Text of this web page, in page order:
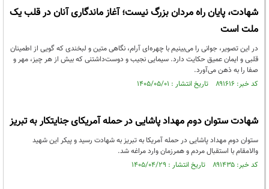
شهادت، پایان راه مردان بزرگ نیست؛ آغاز ماندگاری آنان در قلب یک
ملت است
در این تصویر، جوانی را می‌بینیم با چهره‌ای آرام، نگاهی متین و لبخندی که گویی از اطمینان
قلبی و ایمان عمیق حکایت دارد. سیمایی نجیب و دوست‌داشتنی که بیش از هر چیز، مهر و
صفا را به ذهن می‌آورد.
کد خبر: ۸۹۱۶۱۶ تاریخ انتشار : ۱۴۰۵/۰۵/۰۱
شهادت ستوان دوم مهداد پاشایی در حمله آمریکای جنایتکار به تبریز
ستوان دوم مهداد پاشایی در حمله آمریکا به تبریز به شهادت رسید و پیکر این شهید
والامقام با استقبال مردم و همرزمان وارد مراغه شد.
کد خبر: ۸۹۱۴۳۵ تاریخ انتشار : ۱۴۰۵/۰۴/۲۹